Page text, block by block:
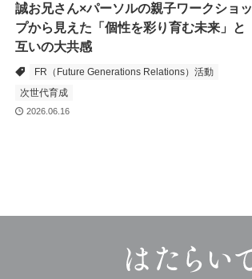
誠お兄さん×パーソルの親子ワークショッ
プから見えた「個性を彩り育む未来」と
互いの大共感
FR（Future Generations Relations）活動
次世代育成
2026.06.16